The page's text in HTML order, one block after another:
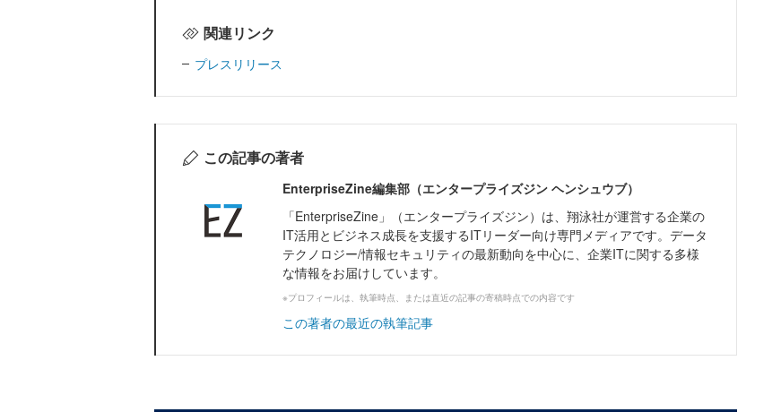
関連リンク
プレスリリース
この記事の著者
EnterpriseZine編集部（エンタープライズジン ヘンシュウブ）
「EnterpriseZine」（エンタープライズジン）は、翔泳社が運営する企業の
IT活用とビジネス成長を支援するITリーダー向け専門メディアです。データ
テクノロジー/情報セキュリティの最新動向を中心に、企業ITに関する多様
な情報をお届けしています。
※プロフィールは、執筆時点、または直近の記事の寄稿時点での内容です
この著者の最近の執筆記事